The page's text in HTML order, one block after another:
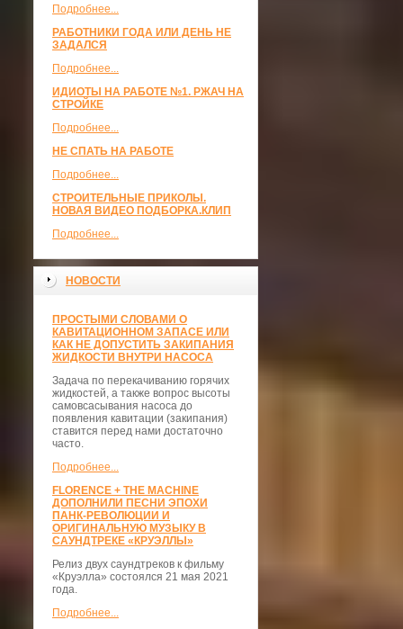
Подробнее...
РАБОТНИКИ ГОДА ИЛИ ДЕНЬ НЕ
ЗАДАЛСЯ
Подробнее...
ИДИОТЫ НА РАБОТЕ №1. РЖАЧ НА
СТРОЙКЕ
Подробнее...
НЕ СПАТЬ НА РАБОТЕ
Подробнее...
СТРОИТЕЛЬНЫЕ ПРИКОЛЫ.
НОВАЯ ВИДЕО ПОДБОРКА.КЛИП
Подробнее...
НОВОСТИ
ПРОСТЫМИ СЛОВАМИ О
КАВИТАЦИОННОМ ЗАПАСЕ ИЛИ
КАК НЕ ДОПУСТИТЬ ЗАКИПАНИЯ
ЖИДКОСТИ ВНУТРИ НАСОСА
Задача по перекачиванию горячих
жидкостей, а также вопрос высоты
самовсасывания насоса до
появления кавитации (закипания)
ставится перед нами достаточно
часто.
Подробнее...
FLORENCE + THE MACHINE
ДОПОЛНИЛИ ПЕСНИ ЭПОХИ
ПАНК-РЕВОЛЮЦИИ И
ОРИГИНАЛЬНУЮ МУЗЫКУ В
САУНДТРЕКЕ «КРУЭЛЛЫ»
Релиз двух саундтреков к фильму
«Круэлла» состоялся 21 мая 2021
года.
Подробнее...